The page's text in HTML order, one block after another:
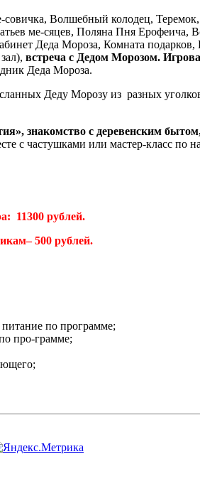
Волшебный колодец,
ме-сяцев, Поляна Пня
Деда Мороза, Комната подарков,
встреча с Дедом Морозом.
Деда Мороза.
Деду Морозу из разных
знакомство с деревенским
с частушками или мастер-класс
11300 рублей.
500 рублей.
по программе;
про-грамме;